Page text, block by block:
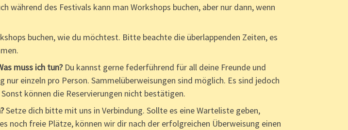
während des Festivals kann man Workshops buchen, aber nur dann, wenn
buchen, wie du möchtest. Bitte beachte die überlappenden Zeiten, es
muss ich tun?Du kannst gerne federführend für all deine Freunde und
einzeln pro Person. Sammelüberweisungen sind möglich. Es sind jedoch
können die Reservierungen nicht bestätigen.
Setze dich bitte mit uns in Verbindung. Sollte es eine Warteliste geben,
noch freie Plätze, können wir dir nach der erfolgreichen Überweisung einen